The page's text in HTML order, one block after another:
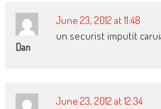
Dan
June 23, 2012 at 11:48
un securist imputit
June 23, 2012 at 12:34